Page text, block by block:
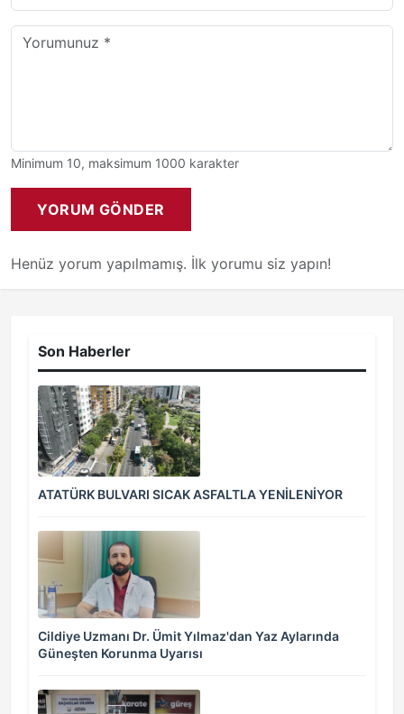
Minimum 10, maksimum 1000 karakter
YORUM GÖNDER
Henüz yorum yapılmamış. İlk yorumu siz yapın!
Son Haberler
ATATÜRK BULVARI SICAK ASFALTLA YENİLENİYOR
Cildiye Uzmanı Dr. Ümit Yılmaz'dan Yaz Aylarında
Güneşten Korunma Uyarısı